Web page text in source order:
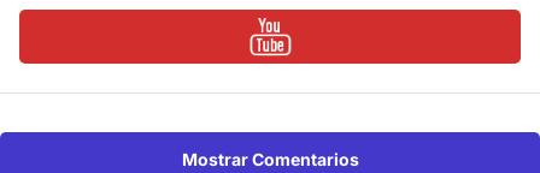
Mostrar Comentarios